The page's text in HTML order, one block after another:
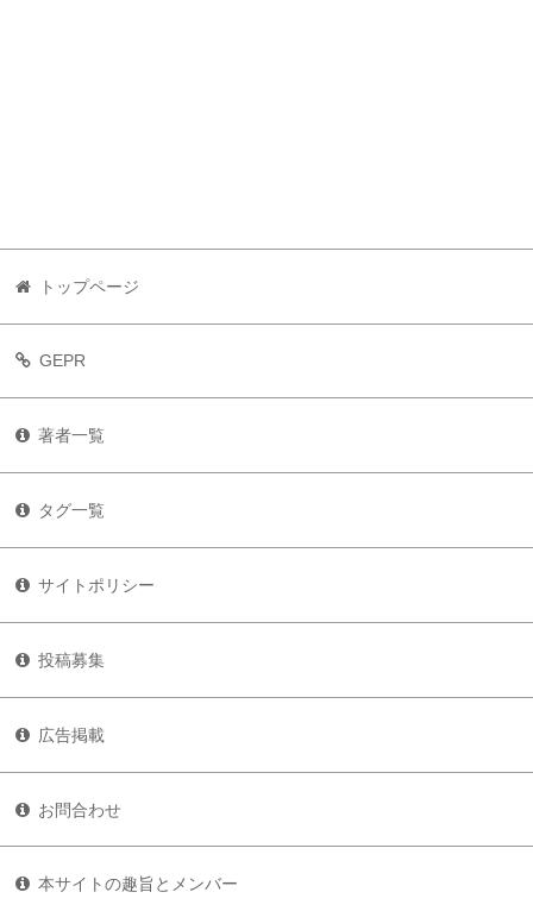
トップページ
GEPR
著者一覧
タグ一覧
サイトポリシー
投稿募集
広告掲載
お問合わせ
本サイトの趣旨とメンバー